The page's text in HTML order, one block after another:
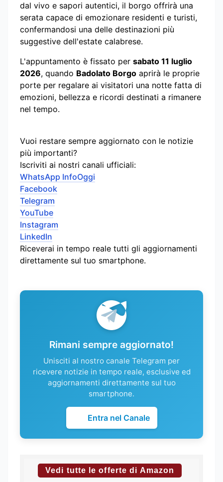
dal vivo e sapori autentici, il borgo offrirà una
serata capace di emozionare residenti e turisti,
confermandosi una delle destinazioni più
suggestive dell'estate calabrese.
L'appuntamento è fissato per sabato 11 luglio
2026, quando Badolato Borgo aprirà le proprie
porte per regalare ai visitatori una notte fatta di
emozioni, bellezza e ricordi destinati a rimanere
nel tempo.
Vuoi restare sempre aggiornato con le notizie
più importanti?
Iscriviti ai nostri canali ufficiali:
WhatsApp InfoOggi
Facebook
Telegram
YouTube
Instagram
LinkedIn
Riceverai in tempo reale tutti gli aggiornamenti
direttamente sul tuo smartphone.
Rimani sempre aggiornato!
Unisciti al nostro canale Telegram per
ricevere notizie in tempo reale, esclusive ed
aggiornamenti direttamente sul tuo
smartphone.
Entra nel Canale